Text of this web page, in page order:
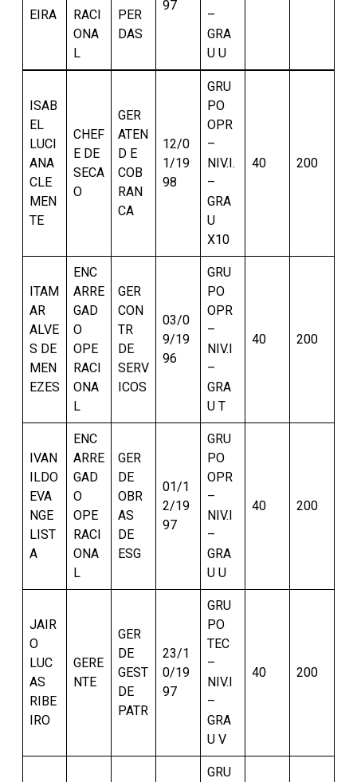
EIRA
RACI
ONA
L
PER
DAS
97
–
GRA
U U
ISAB
EL
LUCI
ANA
CLE
MEN
TE
CHEF
E DE
SECA
O
GER
ATEN
D E
COB
RAN
CA
12/0
1/19
98
GRU
PO
OPR
–
NIV.I.
–
GRA
U
X10
40 200
ITAM
AR
ALVE
S DE
MEN
EZES
ENC
ARRE
GAD
O
OPE
RACI
ONA
L
GER
CON
TR
DE
SERV
ICOS
03/0
9/19
96
GRU
PO
OPR
–
NIV.I
–
GRA
U T
40 200
IVAN
ILDO
EVA
NGE
LIST
A
ENC
ARRE
GAD
O
OPE
RACI
ONA
L
GER
DE
OBR
AS
DE
ESG
01/1
2/19
97
GRU
PO
OPR
–
NIV.I
–
GRA
U U
40 200
JAIR
O
LUC
AS
RIBE
IRO
GERE
NTE
GER
DE
GEST
DE
PATR
23/1
0/19
97
GRU
PO
TEC
–
NIV.I
–
GRA
U V
40 200
GRU